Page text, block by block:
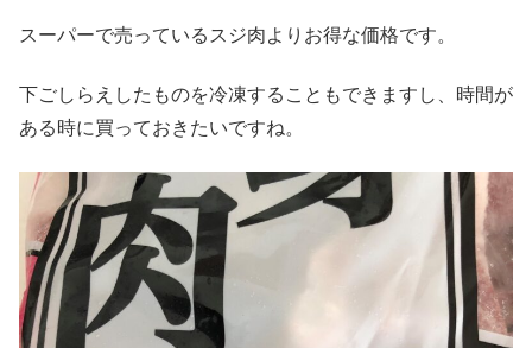
スーパーで売っているスジ肉よりお得な価格です。
下ごしらえしたものを冷凍することもできますし、時間が
ある時に買っておきたいですね。